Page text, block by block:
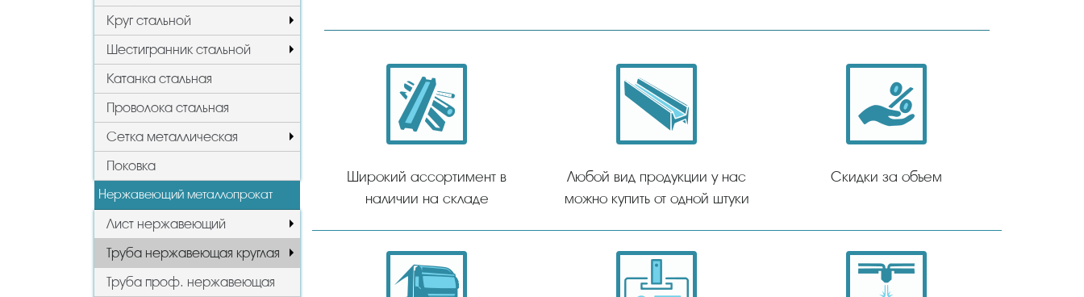
Круг стальной
Шестигранник стальной
Катанка стальная
Проволока стальная
Сетка металлическая
Поковка
Нержавеющий металлопрокат
Лист нержавеющий
Труба нержавеющая круглая
Труба проф. нержавеющая
Широкий ассортимент в
наличии на складе
Любой вид продукции у нас
можно купить от одной штуки
Скидки за объем